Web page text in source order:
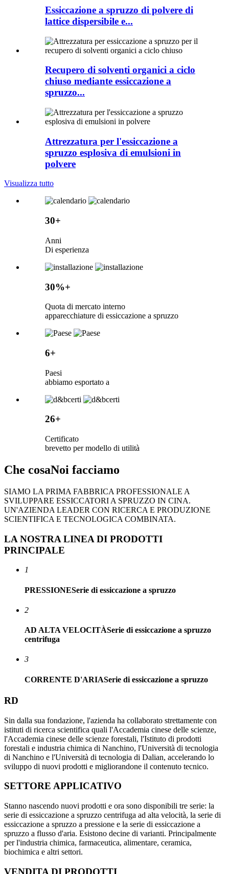
Essiccazione a spruzzo di polvere di
lattice dispersibile e...
Recupero di solventi organici a ciclo
chiuso mediante essiccazione a
spruzzo...
Attrezzatura per l'essiccazione a
spruzzo esplosiva di emulsioni in
polvere
Visualizza tutto
30+
Anni
Di esperienza
30%+
Quota di mercato interno
apparecchiature di essiccazione a spruzzo
6+
Paesi
abbiamo esportato a
26+
Certificato
brevetto per modello di utilità
Che cosaNoi facciamo
SIAMO LA PRIMA FABBRICA PROFESSIONALE A
SVILUPPARE ESSICCATORI A SPRUZZO IN CINA.
UN'AZIENDA LEADER CON RICERCA E PRODUZIONE
SCIENTIFICA E TECNOLOGICA COMBINATA.
LA NOSTRA LINEA DI PRODOTTI
PRINCIPALE
1
PRESSIONESerie di essiccazione a spruzzo
2
AD ALTA VELOCITÀSerie di essiccazione a spruzzo
centrifuga
3
CORRENTE D'ARIASerie di essiccazione a spruzzo
RD
Sin dalla sua fondazione, l'azienda ha collaborato strettamente con
istituti di ricerca scientifica quali l'Accademia cinese delle scienze,
l'Accademia cinese delle scienze forestali, l'Istituto di prodotti
forestali e industria chimica di Nanchino, l'Università di tecnologia
di Nanchino e l'Università di tecnologia di Dalian, accelerando lo
sviluppo di nuovi prodotti e migliorandone il contenuto tecnico.
SETTORE APPLICATIVO
Stanno nascendo nuovi prodotti e ora sono disponibili tre serie: la
serie di essiccazione a spruzzo centrifuga ad alta velocità, la serie di
essiccazione a spruzzo a pressione e la serie di essiccazione a
spruzzo a flusso d'aria. Esistono decine di varianti. Principalmente
per l'industria chimica, farmaceutica, alimentare, ceramica,
biochimica e altri settori.
VENDITA DI PRODOTTI